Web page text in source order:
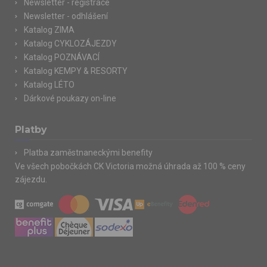
Newsletter - registrace
Newsletter - odhlášení
Katalog ZIMA
Katalog CYKLOZÁJEZDY
Katalog POZNÁVACÍ
Katalog KEMPY & RESORTY
Katalog LÉTO
Dárkové poukazy on-line
Platby
Platba zaměstnaneckými benefity
Ve všech pobočkách CK Victoria možná úhrada až 100 % ceny
zájezdu.